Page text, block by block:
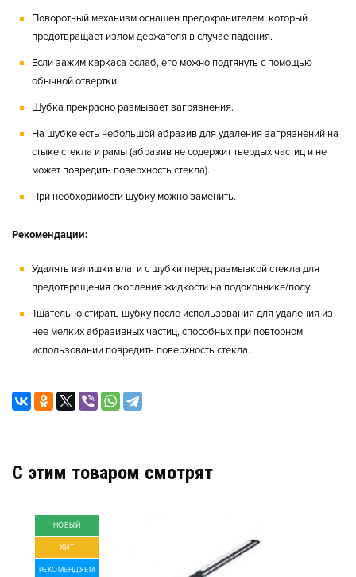
Поворотный механизм оснащен предохранителем, который
предотвращает излом держателя в случае падения.
Если зажим каркаса ослаб, его можно подтянуть с помощью
обычной отвертки.
Шубка прекрасно размывает загрязнения.
На шубке есть небольшой абразив для удаления загрязнений на
стыке стекла и рамы (абразив не содержит твердых частиц и не
может повредить поверхность стекла).
При необходимости шубку можно заменить.
Рекомендации:
Удалять излишки влаги с шубки перед размывкой стекла для
предотвращения скопления жидкости на подоконнике/полу.
Тщательно стирать шубку после использования для удаления из
нее мелких абразивных частиц, способных при повторном
использовании повредить поверхность стекла.
C этим товаром смотрят
НОВЫЙ
ХИТ
РЕКОМЕНДУЕМ